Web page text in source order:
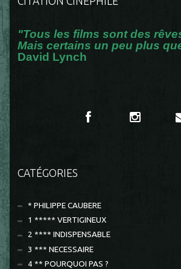
"Tous les films sont des
Mais certains un peu plus
David Lynch
CATÉGORIES
* PHILIPPE CAUBERE
1 ***** VERTIGINEUX
2 **** INDISPENSABLE
3 *** NECESSAIRE
4 ** POURQUOI PAS ?